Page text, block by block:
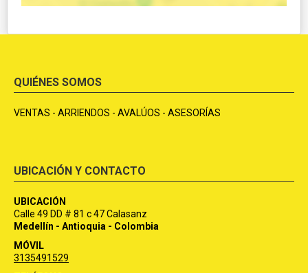
QUIÉNES SOMOS
VENTAS - ARRIENDOS - AVALÚOS - ASESORÍAS
UBICACIÓN Y CONTACTO
UBICACIÓN
Calle 49 DD # 81 c 47 Calasanz
Medellín - Antioquia - Colombia
MÓVIL
3135491529